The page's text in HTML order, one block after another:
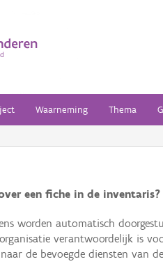
Waarneming Thema
een fiche in de inventaris?
worden automatisch
verantwoordelijk is
de bevoegde diensten van